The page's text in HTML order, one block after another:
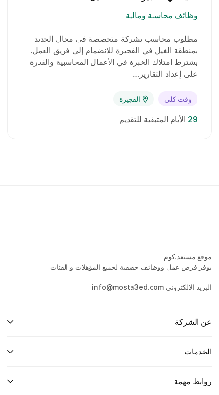
وظائف محاسبة ومالية
مطلوب محاسب بشركة متخصصة في مجال الحديد
بمنطقة الغيل في الفجيرة للانضمام إلى فريق العمل.
يشترط امتلاك الخبرة في الأعمال المحاسبية والقدرة
على إعداد التقارير…
وقت كلي الفجيرة
29 الأيام المتبقية للتقديم
موقع مستعد.كوم
يوفر فرص عمل ووظائف حقيقية لجميع المؤهلات و الفئات
البريد الالكتروني info@mosta3ed.com
عن الشركة
الخدمات
روابط مهمة